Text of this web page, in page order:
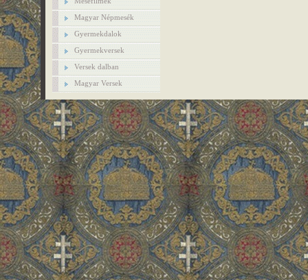
Magyar Népmesék
Gyermekdalok
Gyermekversek
Versek dalban
Magyar Versek